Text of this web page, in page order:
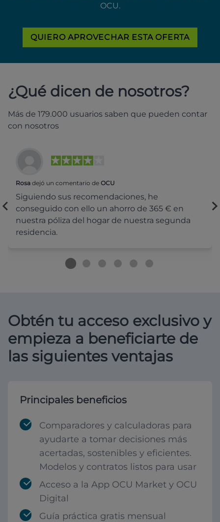
OCU.
QUIERO APROVECHAR ESTA OFERTA
¿Qué dicen de nosotros?
Más de 179.000 usuarios saben que pueden contar
con nosotros
Rosa dejó un comentario de OCU
Siguiendo sus recomendaciones, he
conseguido con ello un ahorro de 365 € en
nuestra póliza del hogar de nuestra segunda
residencia.
Obtén tu acceso exclusivo y
empieza a beneficiarte de
las siguientes ventajas
Principales beneficios
Comparadores y calculadoras para
ayudarte a tomar decisiones más
acertadas, sostenibles y eficientes.
Modelos y contratos listos para usar
Acceso a la App OCU Market y OCU
Digital
Guía práctica gratis mensual